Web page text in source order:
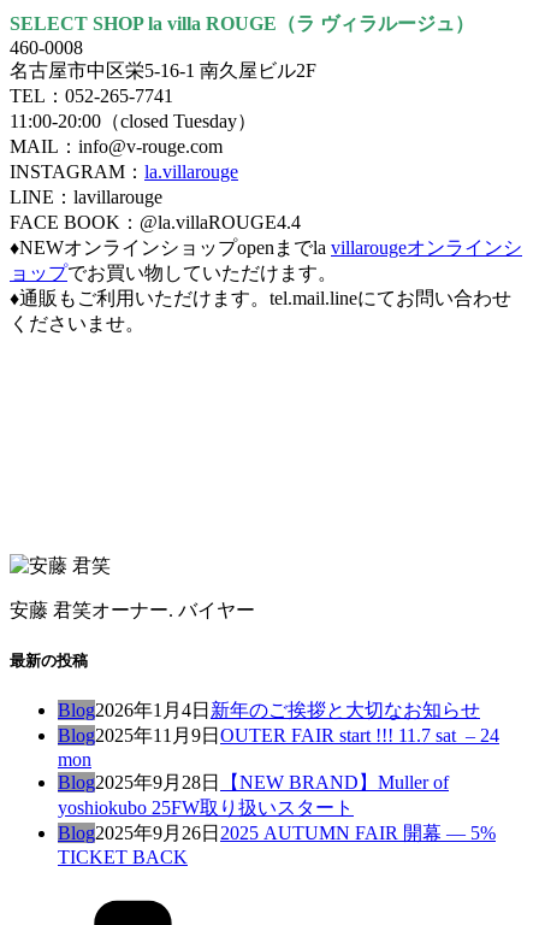
SELECT SHOP la villa ROUGE（ラ ヴィラルージュ）
460-0008
名古屋市中区栄5-16-1 南久屋ビル2F
TEL：052-265-7741
11:00-20:00（closed Tuesday）
MAIL：info@v-rouge.com
INSTAGRAM： la.villarouge
LINE：lavillarouge
FACE BOOK：@la.villaROUGE4.4
♦NEWオンラインショップopenまでla villarougeオンラインシ
ョップでお買い物していただけます。
♦通販もご利用いただけます。tel.mail.lineにてお問い合わせ
くださいませ。
安藤 君笑オーナー. バイヤー
最新の投稿
Blog2026年1月4日 新年のご挨拶と大切なお知らせ
Blog2025年11月9日 OUTER FAIR start !!! 11.7 sat – 24
mon
Blog2025年9月28日
【NEW BRAND】Muller of
yoshiokubo 25FW取り扱いスタート
Blog2025年9月26日 2025 AUTUMN FAIR 開幕 — 5%
TICKET BACK